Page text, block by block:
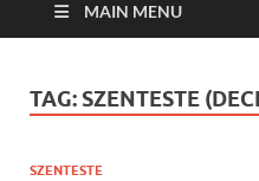
MAIN MENU
TAG: SZENTESTE
SZENTESTE